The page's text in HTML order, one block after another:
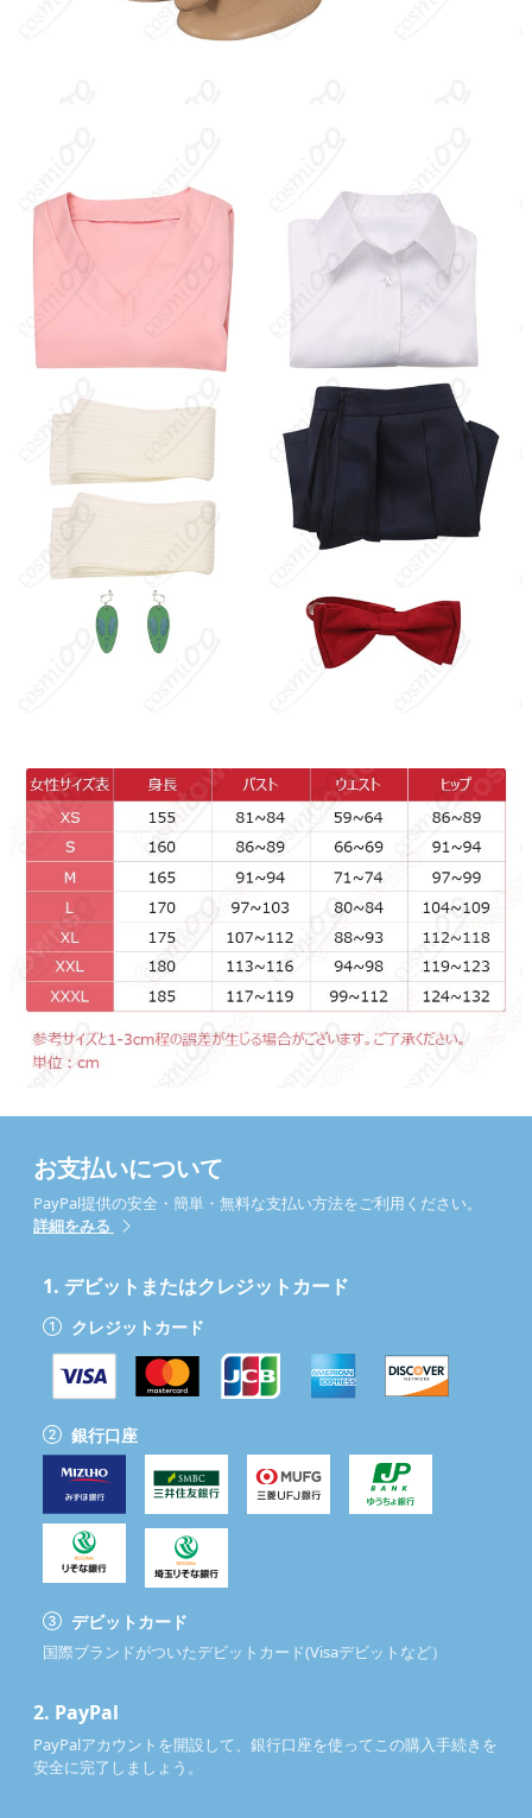
お支払いについて
PayPal提供の安全・簡単・無料な支払い方法をご利用ください。
詳細をみる
1. デビットまたはクレジットカード
クレジットカード
銀行口座
デビットカード
国際ブランドがついたデビットカード(Visaデビットなど）
2. PayPal
PayPalアカウントを開設して、銀行口座を使ってこの購入手続きを
安全に完了しましょう。